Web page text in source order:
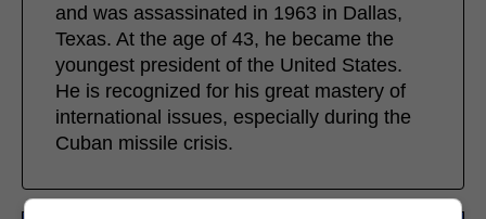
and was assassinated in 1963 in Dallas,
Texas. At the age of 43, he became the
youngest president of the United States.
He is recognized for his great mastery of
international issues, especially during the
Cuban missile crisis.